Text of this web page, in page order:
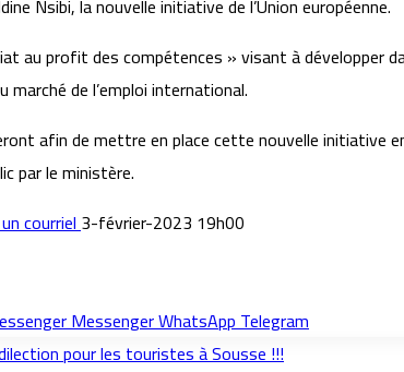
Nsibi, la nouvelle initiative de l’Union européenne.
au profit des compétences » visant à développer
marché de l’emploi international.
afin de mettre en place cette nouvelle initiative
par le ministère.
courriel3-février-2023 19h00
MessengerWhatsAppTelegram
pour les touristes à Sousse !!!